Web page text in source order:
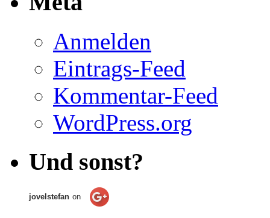
Anmelden
Eintrags-Feed
Kommentar-Feed
WordPress.org
Und sonst?
jovelstefan on